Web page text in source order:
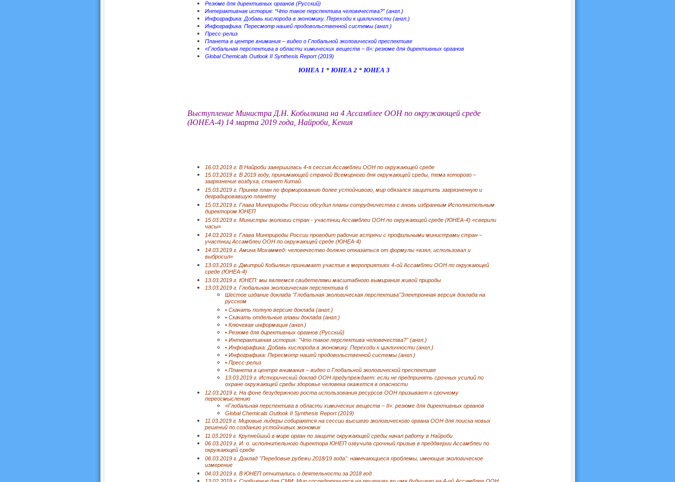
Резюме для директивных органов (Русский)
Интерактивная история: “Что такое перспектива человечества?” (англ.)
Инфографика: Добавь кислорода в экономику. Переходи к цикличности (англ.)
Инфографика: Пересмотр нашей продовольственной системы (англ.)
Пресс-релиз
Планета в центре внимания – видео о Глобальной экологической преспективе
«Глобальная перспектива в области химических веществ – II»: резюме для директивных органов
Global Chemicals Outlook II Synthesis Report (2019)
ЮНЕА 1 * ЮНЕА 2 * ЮНЕА 3
Выступление Министра Д.Н. Кобылкина на 4 Ассамблее ООН по окружающей среде
(ЮНЕА-4) 14 марта 2019 года, Найроби, Кения
16.03.2019 г. В Найроби завершилась 4-я сессия Ассамблеи ООН по окружающей среде
15.03.2019 г. В 2019 году, принимающей страной Всемирного дня окружающей среды, тема которого –
загрязнение воздуха, станет Китай
15.03.2019 г. Приняв план по формированию более устойчивого, мир обязался защитить загрязненную и
деградировавшую планету
15.03.2019 г. Глава Минприроды России обсудил планы сотрудничества с вновь избранным Исполнительным
директором ЮНЕП
15.03.2019 г. Министры экологии стран - участниц Ассамблеи ООН по окружающей среде (ЮНЕА-4) «сверили
часы»
14.03.2019 г. Глава Минприроды России проводит рабочие встречи с профильными министрами стран –
участниц Ассамблеи ООН по окружающей среде (ЮНЕА-4)
14.03.2019 г. Амина Мохаммед: человечество должно отказаться от формулы «взял, использовал и
выбросил»
13.03.2019 г. Дмитрий Кобылкин принимает участие в мероприятиях 4-ой Ассамблеи ООН по окружающей
среде (ЮНЕА-4)
13.03.2019 г. ЮНЕП: мы являемся свидетелями масштабного вымирания живой природы
13.03.2019 г. Глобальная экологическая перспектива 6
Шестое издание доклада "Глобальная экологическая перспектива"Электронная версия доклада на
русском
• Скачать полную версию доклада (англ.)
• Скачать отдельные главы доклада (англ.)
• Ключевая информация (англ.)
• Резюме для директивных органов (Русский)
• Интерактивная история: "Что такое перспектива человечества?" (англ.)
• Инфографика: Добавь кислорода в экономику. Переходи к цикличности (англ.)
• Инфографика: Пересмотр нашей продовольственной системы (англ.)
• Пресс-релиз
• Планета в центре внимания – видео о Глобальной экологической преспективе
13.03.2019 г. Исторический доклад ООН предупреждает: если не предпринять срочных усилий по
охране окружающей среды здоровье человека окажется в опасности
12.03.2019 г. На фоне безудержного роста использования ресурсов ООН призывает к срочному
переосмыслению
«Глобальная перспектива в области химических веществ – II»: резюме для директивных органов
Global Chemicals Outlook II Synthesis Report (2019)
11.03.2019 г. Мировые лидеры собираются на сессии высшего экологического органа ООН для поиска новых
решений по созданию устойчивых экономик
11.03.2019 г. Крупнейший в мире орган по защите окружающей среды начал работу в Найроби
06.03.2019 г. И. о. исполнительного директора ЮНЕП озвучила срочный призыв в преддверии Ассамблеи по
окружающей среде
06.03.2019 г. Доклад "Передовые рубежи 2018/19 года": намечающиеся проблемы, имеющие экологическое
измерение
04.03.2019 г. В ЮНЕП отчитались о деятельности за 2018 год